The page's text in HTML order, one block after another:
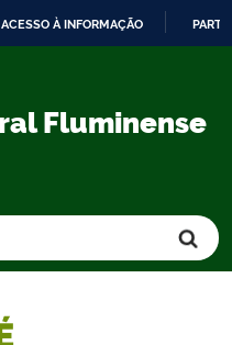
ACESSO À INFORMAÇÃO
Fluminense